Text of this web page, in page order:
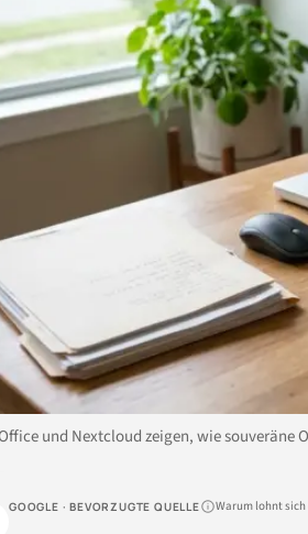
und Nextcloud zeigen, wie
GOOGLE · BEVORZUGTE QUELLE Warum lohnt sich